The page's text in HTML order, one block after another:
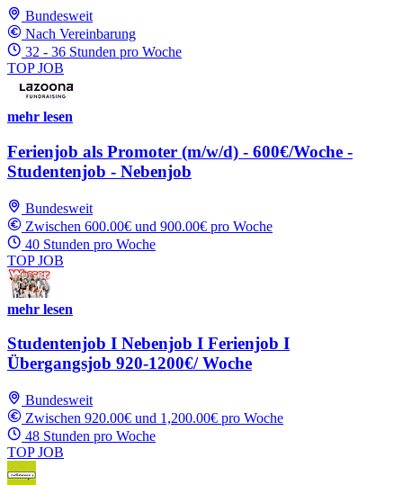
Bundesweit
Nach Vereinbarung
32 - 36 Stunden pro Woche
TOP JOB
mehr lesen
Ferienjob als Promoter (m/w/d) - 600€/Woche -
Studentenjob - Nebenjob
Bundesweit
Zwischen 600.00€ und 900.00€ pro Woche
40 Stunden pro Woche
TOP JOB
mehr lesen
Studentenjob I Nebenjob I Ferienjob I
Übergangsjob 920-1200€/ Woche
Bundesweit
Zwischen 920.00€ und 1,200.00€ pro Woche
48 Stunden pro Woche
TOP JOB